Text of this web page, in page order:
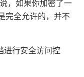
，如果你加密了一
完全允许的，并不
进行安全访问控